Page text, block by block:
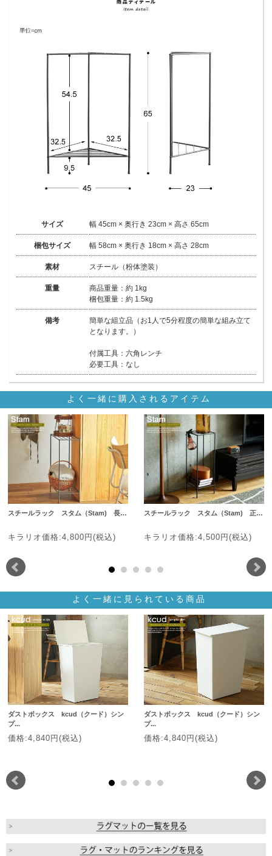
サイズ 幅 45cm × 奥行き 23cm × 高さ 65cm
梱包サイズ 幅 58cm × 奥行き 18cm × 高さ 28cm
素材 スチール（粉体塗装）
重量
商品重量：約 1kg
梱包重量：約 1.5kg
備考
簡単な組立品（お1人で5分程度の簡単な組み立て
となります。）
付属工具：六角レンチ
必要工具：なし
よく一緒に購入されるアイテム
スチールラック スタム（Stam) 長…
キラリオ価格:4,800円(税込)
スチールラック スタム（Stam) 正…
キラリオ価格:4,500円(税込)
よく一緒に見られている商品
ダストボックス kcud（クード）シン
プ...
価格:4,840円(税込)
ダストボックス kcud（クード）シン
プ...
価格:4,840円(税込)